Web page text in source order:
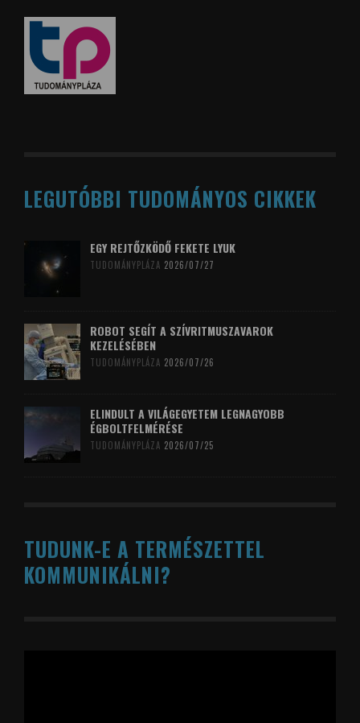
LEGUTÓBBI TUDOMÁNYOS CIKKEK
EGY REJTŐZKÖDŐ FEKETE LYUK
TUDOMÁNYPLÁZA 2026/07/27
ROBOT SEGÍT A SZÍVRITMUSZAVAROK
KEZELÉSÉBEN
TUDOMÁNYPLÁZA 2026/07/26
ELINDULT A VILÁGEGYETEM LEGNAGYOBB
ÉGBOLTFELMÉRÉSE
TUDOMÁNYPLÁZA 2026/07/25
TUDUNK-E A TERMÉSZETTEL
KOMMUNIKÁLNI?